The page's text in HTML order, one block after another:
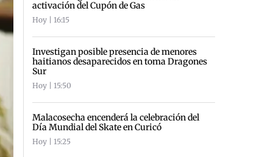
activación del Cupón de Gas
Hoy | 16:15
Investigan posible presencia de menores
haitianos desaparecidos en toma Dragones
Sur
Hoy | 15:50
Malacosecha encenderá la celebración del
Día Mundial del Skate en Curicó
Hoy | 15:25